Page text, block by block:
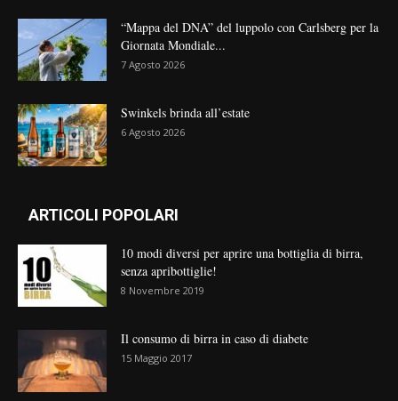
“Mappa del DNA” del luppolo con Carlsberg per la
Giornata Mondiale...
7 Agosto 2026
Swinkels brinda all’estate
6 Agosto 2026
ARTICOLI POPOLARI
10 modi diversi per aprire una bottiglia di birra,
senza apribottiglie!
8 Novembre 2019
Il consumo di birra in caso di diabete
15 Maggio 2017